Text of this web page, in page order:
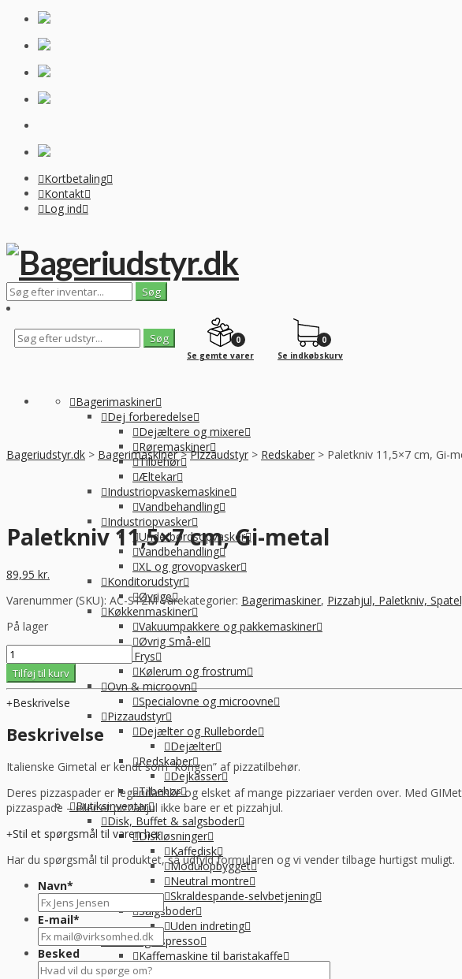
Kortbetaling
Kontakt
Log ind
0
Se gemte varer
0
Se indkøbskurv
Bagerimaskiner
Dej forberedelse
Dejæltere og mixere
Røremaskiner
Tilbehør
Æltekar
Industriopvaskemaskine
Vandbehandling
Industriopvasker
Underbordsopvasker
Vandbehandling
XL og grovopvasker
Konditorudstyr
Øvrige
Køkkenmaskiner
Vakuumpakkere og pakkemaskiner
Øvrig Små-el
Køl / Frys
Kølerum og frostrum
Ovn & microovn
Specialovne og microovne
Pizzaudstyr
Dejælter og Rulleborde
Dejælter
Redskaber
Dejkasser
Tilbehør
Butiksinventar
Disk, Buffet & salgsboder
Diskløsninger
Kaffedisk
Modulopbygget
Neutral montre
Skraldespande-selvbetjening
Salgsboder
Uden indreting
Kaffe og Espresso
Kaffemaskine til baristakaffe
Kaffemaskiner til filterkaffe
Bageriudstyr.dk > Bagerimaskiner > Pizzaudstyr > Redskaber > Paletkniv 11,5×7 cm, Gi-
Paletkniv 11,5×7 cm, Gi-metal
89,95 kr.
Varenummer (SKU): AC-ST2M Varekategorier: Bagerimaskiner, Pizzahjul, Paletkniv,
På lager
Paletkniv
11,5x7
cm,
Gi-
metal
antal
Tilføj til kurv
Beskrivelse
Beskrivelse
Italienske Gimetal er kendt som “kongen” af pizzatilbehør.
Deres pizzaspader er legendariske og elsket af mange pizzariaer verden over. Med
pizzaspade – eller et pizzahjul ikke bare er et pizzahjul.
Stil et spørgsmål til varen her:
Har du spørgsmål til produktet, så udfyld formularen og vi vender tilbage hurtigst muligt.
Navn*
E-mail*
Besked